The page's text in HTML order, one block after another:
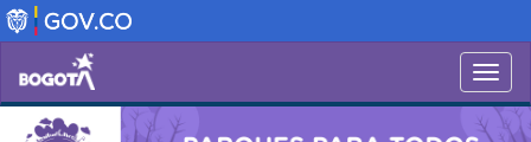
Pasar
al
contenido
principal